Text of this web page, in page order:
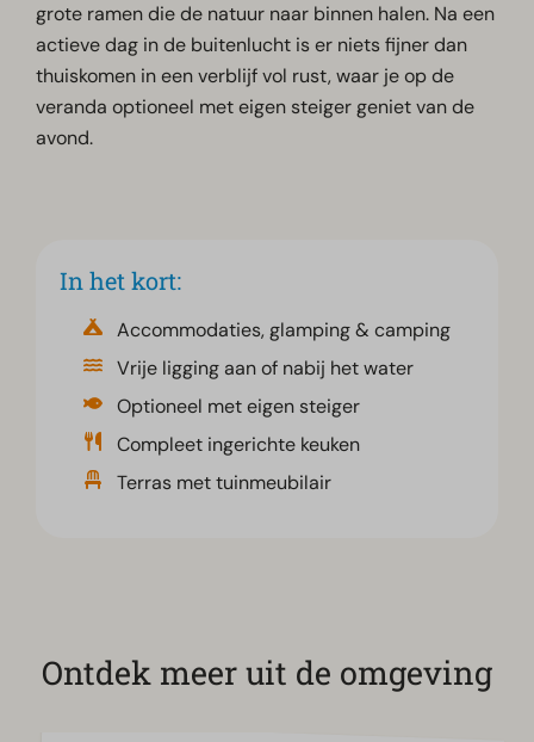
grote ramen die de natuur naar binnen halen. Na een
actieve dag in de buitenlucht is er niets fijner dan
thuiskomen in een verblijf vol rust, waar je op de
veranda optioneel met eigen steiger geniet van de
avond.
In het kort:
Accommodaties, glamping & camping
Vrije ligging aan of nabij het water
Optioneel met eigen steiger
Compleet ingerichte keuken
Terras met tuinmeubilair
Ontdek meer uit de omgeving